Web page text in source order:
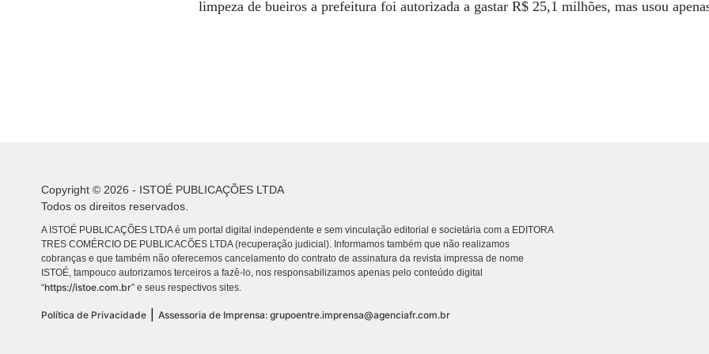
limpeza de bueiros a prefeitura foi autorizada a gastar R$ 25,1 milhões, mas usou
Copyright © 2026 - ISTOÉ PUBLICAÇÕES LTDA
Todos os direitos reservados.
A ISTOÉ PUBLICAÇÕES LTDA é um portal digital independente e sem vinculação editorial e societária com a EDITORA
TRES COMÉRCIO DE PUBLICACÕES LTDA (recuperação judicial). Informamos também que não realizamos
cobranças e que também não oferecemos cancelamento do contrato de assinatura da revista impressa de nome
ISTOÉ, tampouco autorizamos terceiros a fazê-lo, nos responsabilizamos apenas pelo conteúdo digital
“https://istoe.com.br” e seus respectivos sites.
Política de Privacidade Assessoria de Imprensa: grupoentre.imprensa@agenciafr.com.br